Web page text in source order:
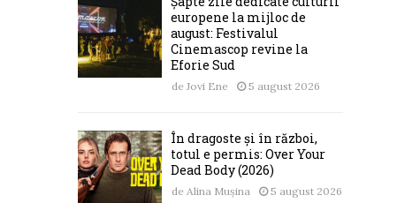
europene la mijloc de
august: Festivalul
Cinemascop revine la
Eforie Sud
de Jovi Ene 5 august 2026
În dragoste și în război,
totul e permis: Over Your
Dead Body (2026)
de Alina Mușina 5 august 2026